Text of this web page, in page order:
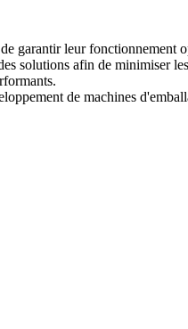
garantir leur fonctionnement
solutions afin de minimiser
de machines